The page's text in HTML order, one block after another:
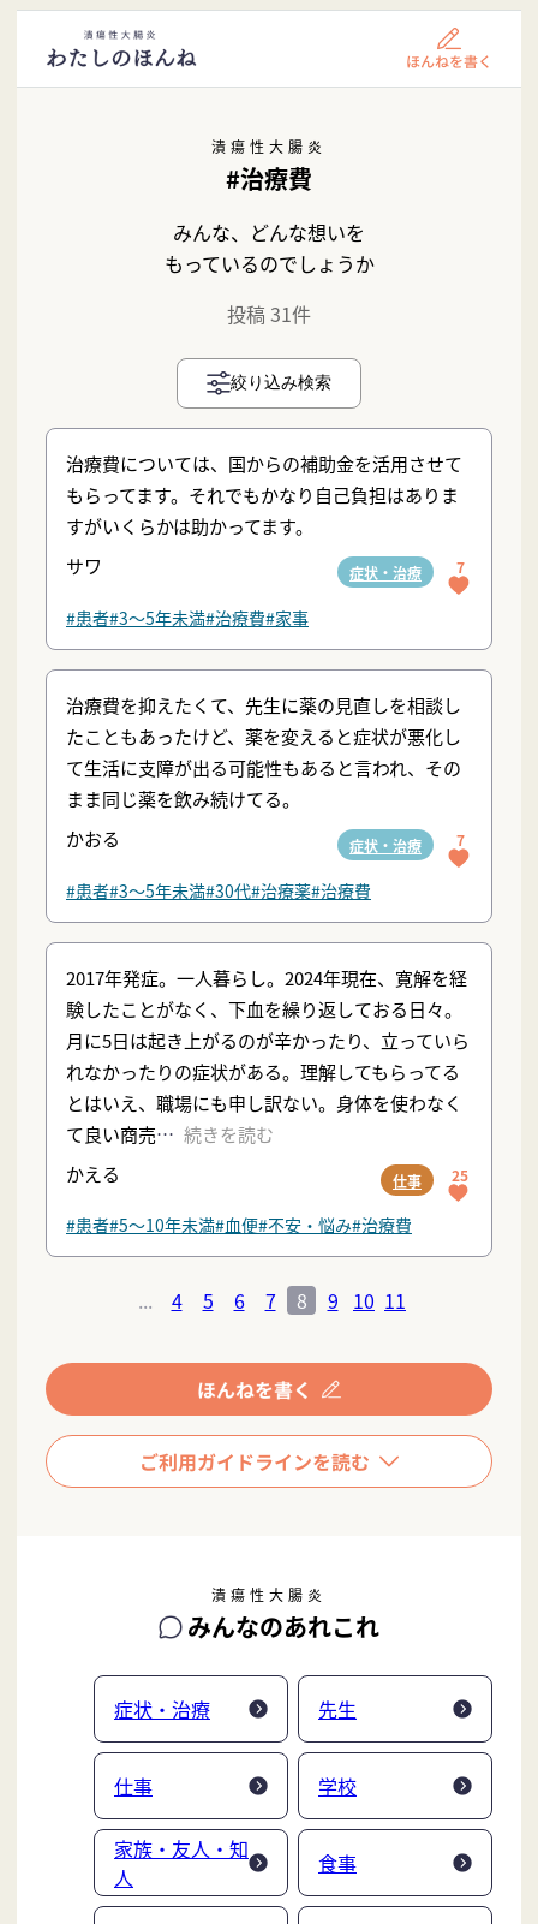
潰瘍性大腸炎
#治療費
みんな、どんな想いを
もっているのでしょうか
投稿 31件
絞り込み検索
治療費については、国からの補助金を活用させて
もらってます。それでもかなり自己負担はありま
すがいくらかは助かってます。
サワ
症状・治療 7
#患者#3〜5年未満#治療費#家事
治療費を抑えたくて、先生に薬の見直しを相談し
たこともあったけど、薬を変えると症状が悪化し
て生活に支障が出る可能性もあると言われ、その
まま同じ薬を飲み続けてる。
かおる
症状・治療 7
#患者#3〜5年未満#30代#治療薬#治療費
2017年発症。一人暮らし。2024年現在、寛解を経
験したことがなく、下血を繰り返しておる日々。
月に5日は起き上がるのが辛かったり、立っていら
れなかったりの症状がある。理解してもらってる
とはいえ、職場にも申し訳ない。身体を使わなく
て良い商売
続きを読む
かえる
仕事 25
#患者#5〜10年未満#血便#不安・悩み#治療費
... 4 5 6 7 8 9 10 11
潰瘍性大腸炎
みんなのあれこれ
症状・治療 先生
仕事 学校
家族・友人・知
人
食事